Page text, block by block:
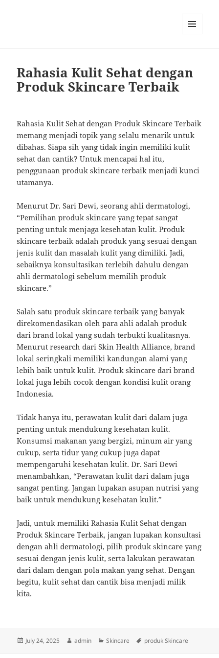
Rahasia Kulit Sehat dengan
Produk Skincare Terbaik
Rahasia Kulit Sehat dengan Produk Skincare Terbaik
memang menjadi topik yang selalu menarik untuk
dibahas. Siapa sih yang tidak ingin memiliki kulit
sehat dan cantik? Untuk mencapai hal itu,
penggunaan produk skincare terbaik menjadi kunci
utamanya.
Menurut Dr. Sari Dewi, seorang ahli dermatologi,
“Pemilihan produk skincare yang tepat sangat
penting untuk menjaga kesehatan kulit. Produk
skincare terbaik adalah produk yang sesuai dengan
jenis kulit dan masalah kulit yang dimiliki. Jadi,
sebaiknya konsultasikan terlebih dahulu dengan
ahli dermatologi sebelum memilih produk
skincare.”
Salah satu produk skincare terbaik yang banyak
direkomendasikan oleh para ahli adalah produk
dari brand lokal yang sudah terbukti kualitasnya.
Menurut research dari Skin Health Alliance, brand
lokal seringkali memiliki kandungan alami yang
lebih baik untuk kulit. Produk skincare dari brand
lokal juga lebih cocok dengan kondisi kulit orang
Indonesia.
Tidak hanya itu, perawatan kulit dari dalam juga
penting untuk mendukung kesehatan kulit.
Konsumsi makanan yang bergizi, minum air yang
cukup, serta tidur yang cukup juga dapat
mempengaruhi kesehatan kulit. Dr. Sari Dewi
menambahkan, “Perawatan kulit dari dalam juga
sangat penting. Jangan lupakan asupan nutrisi yang
baik untuk mendukung kesehatan kulit.”
Jadi, untuk memiliki Rahasia Kulit Sehat dengan
Produk Skincare Terbaik, jangan lupakan konsultasi
dengan ahli dermatologi, pilih produk skincare yang
sesuai dengan jenis kulit, serta lakukan perawatan
dari dalam dengan pola makan yang sehat. Dengan
begitu, kulit sehat dan cantik bisa menjadi milik
kita.
Posted
July 24, 2025 Author
admin Categories
Skincare Tags
produk Skincare